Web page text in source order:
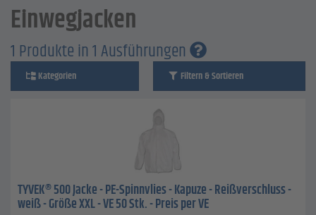
Einwegjacken
1 Produkte in 1 Ausführungen
Kategorien Filtern & Sortieren
TYVEK® 500 Jacke - PE-Spinnvlies - Kapuze - Reißverschluss -
weiß - Größe XXL - VE 50 Stk. - Preis per VE